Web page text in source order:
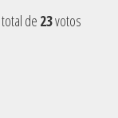
total de 23votos